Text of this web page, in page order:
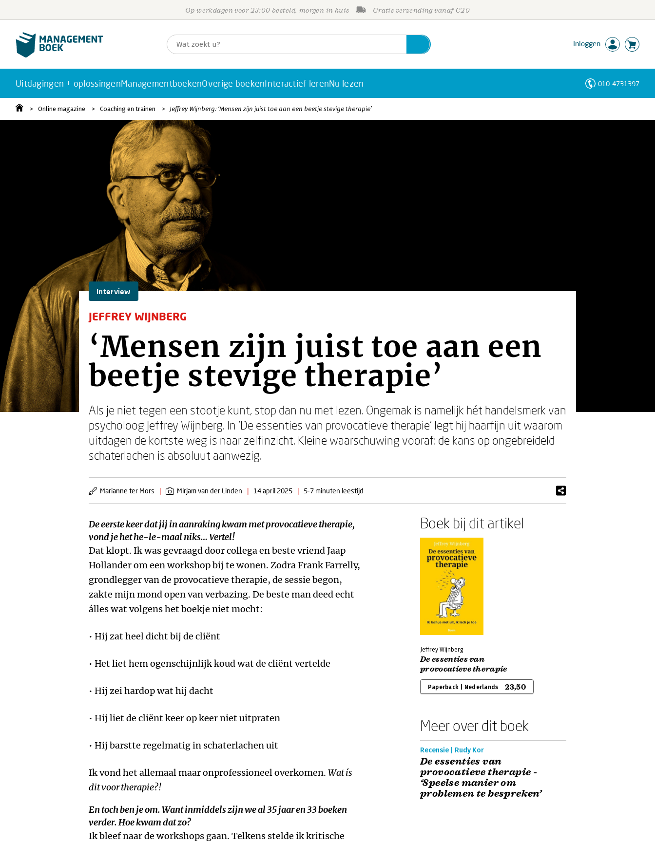
Op werkdagen voor 23:00 besteld, morgen in huis Gratis verzending vanaf €20
Inloggen
Uitdagingen + oplossingenManagementboekenOverige boekenInteractief lerenNu lezen 010-4731397
Online magazine Coaching en trainen Jeffrey Wijnberg: ‘Mensen zijn juist toe aan een beetje stevige therapie’
Interview
JEFFREY WIJNBERG
‘Mensen zijn juist toe aan een
beetje stevige therapie’
Als je niet tegen een stootje kunt, stop dan nu met lezen. Ongemak is namelijk hét handelsmerk van
psycholoog Jeffrey Wijnberg. In ‘De essenties van provocatieve therapie’ legt hij haarfijn uit waarom
uitdagen de kortste weg is naar zelfinzicht. Kleine waarschuwing vooraf: de kans op ongebreideld
schaterlachen is absoluut aanwezig.
Marianne ter Mors | Mirjam van der Linden | 14 april 2025 | 5-7 minuten leestijd
De eerste keer dat jij in aanraking kwam met provocatieve therapie,
vond je het he-le-maal niks… Vertel!
Dat klopt. Ik was gevraagd door collega en beste vriend Jaap
Hollander om een workshop bij te wonen. Zodra Frank Farrelly,
grondlegger van de provocatieve therapie, de sessie begon,
zakte mijn mond open van verbazing. De beste man deed echt
álles wat volgens het boekje niet mocht:
• Hij zat heel dicht bij de cliënt
• Het liet hem ogenschijnlijk koud wat de cliënt vertelde
• Hij zei hardop wat hij dacht
• Hij liet de cliënt keer op keer niet uitpraten
• Hij barstte regelmatig in schaterlachen uit
Ik vond het allemaal maar onprofessioneel overkomen. Wat ís
dit voor therapie?!
En toch ben je om. Want inmiddels zijn we al 35 jaar en 33 boeken
verder. Hoe kwam dat zo?
Ik bleef naar de workshops gaan. Telkens stelde ik kritische
Boek bij dit artikel
Jeffrey Wijnberg
De essenties van
provocatieve therapie
Paperback | Nederlands 23,50
Meer over dit boek
Recensie | Rudy Kor
De essenties van
provocatieve therapie -
‘Speelse manier om
problemen te bespreken’
Personen